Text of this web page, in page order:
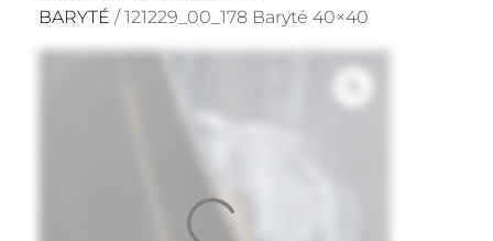
BARYTÉ / 121229_00_178 Baryté 40×40